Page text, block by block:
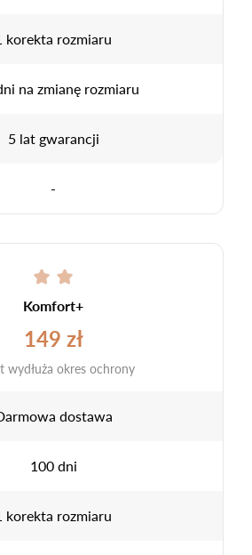
korekta rozmiaru
na zmianę rozmiaru
5 lat gwarancji
-
Komfort+
149 zł
wydłuża okres ochrony
dostawa
100 dni
korekta rozmiaru